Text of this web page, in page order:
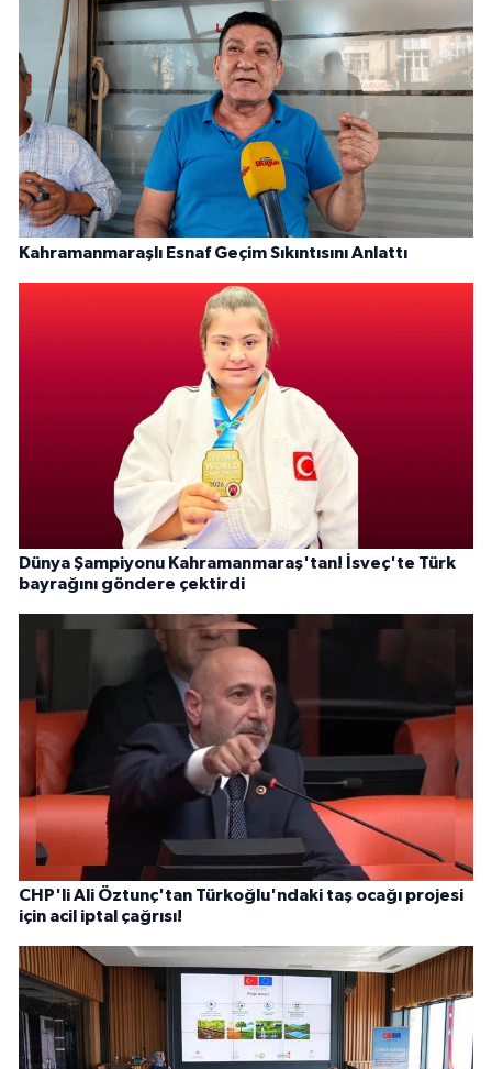
Kahramanmaraşlı Esnaf Geçim Sıkıntısını Anlattı
Dünya Şampiyonu Kahramanmaraş'tan! İsveç'te Türk
bayrağını göndere çektirdi
CHP'li Ali Öztunç'tan Türkoğlu'ndaki taş ocağı projesi
için acil iptal çağrısı!